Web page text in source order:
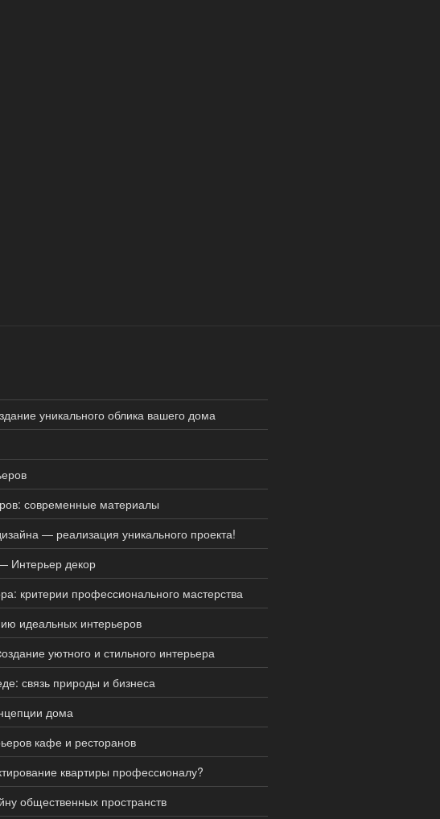
уникального облика вашего дома
современные материалы
— реализация уникального проекта!
Интерьер декор
критерии профессионального мастерства
идеальных интерьеров
уютного и стильного интерьера
связь природы и бизнеса
дома
кафе и ресторанов
квартиры профессионалу?
общественных пространств